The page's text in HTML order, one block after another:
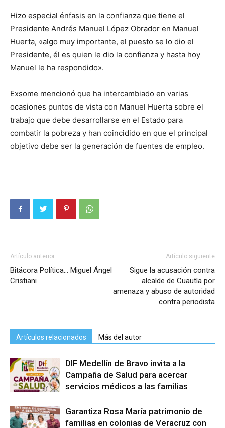
Hizo especial énfasis en la confianza que tiene el
Presidente Andrés Manuel López Obrador en Manuel
Huerta, «algo muy importante, el puesto se lo dio el
Presidente, él es quien le dio la confianza y hasta hoy
Manuel le ha respondido».
Exsome mencionó que ha intercambiado en varias
ocasiones puntos de vista con Manuel Huerta sobre el
trabajo que debe desarrollarse en el Estado para
combatir la pobreza y han coincidido en que el principal
objetivo debe ser la generación de fuentes de empleo.
Artículo anterior
Bitácora Política… Miguel Ángel
Cristiani
Artículo siguiente
Sigue la acusación contra
alcalde de Cuautla por
amenaza y abuso de autoridad
contra periodista
Artículos relacionados Más del autor
DIF Medellín de Bravo invita a la
Campaña de Salud para acercar
servicios médicos a las familias
Garantiza Rosa María patrimonio de
familias en colonias de Veracruz con